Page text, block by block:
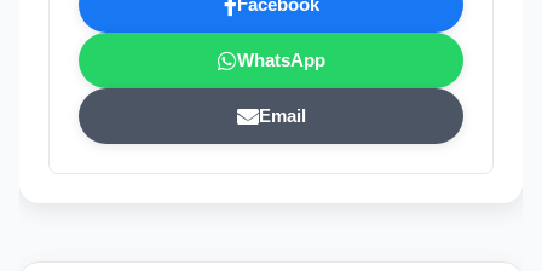
Facebook
WhatsApp
Email